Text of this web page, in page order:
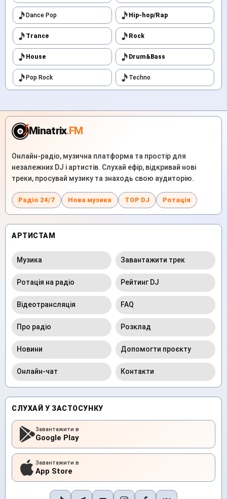
Dance Pop Hip-hop/Rap
Trance Rock
House Drum&Bass
Pop Rock Techno
Minatrix.FM
Онлайн-радіо, музична платформа та простір для
незалежних DJ і артистів. Слухай ефір, відкривай нові
треки, просувай музику та знаходь свою аудиторію.
Радіо 24/7 Нова музика TOP DJ Ротація
АРТИСТАМ
Музика Завантажити трек
Ротація на радіо Рейтинг DJ
Відеотрансляція FAQ
Про радіо Розклад
Новини Допомогти проєкту
Онлайн-чат Контакти
СЛУХАЙ У ЗАСТОСУНКУ
Завантажити в
Google Play
Завантажити в
App Store